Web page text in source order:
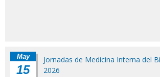
May
15
Jornadas de Medicina Interna del
2026